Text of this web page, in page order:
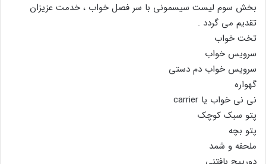
بخش سوم لیست سیسمونی با سر فصل خواب ، خدمت عزیزان
تقدیم می گردد .
تخت خواب
سرویس خواب
سرویس خواب دم دستی
گهواره
نی نی خواب یا carrier
پتو سبک کوچک
پتو بچه
ملحفه و شمد